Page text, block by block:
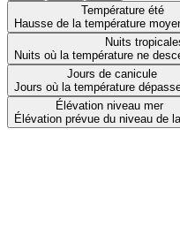
Température été
Hausse de la température
Nuits
Nuits où la température ne
Jours de canicule
Jours où la température
Élévation niveau mer
Élévation prévue du niveau de